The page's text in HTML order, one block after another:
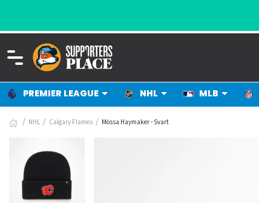
PREMIER LEAGUE NHL MLB
NHL Calgary Flames Mössa Haymaker - Svart